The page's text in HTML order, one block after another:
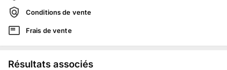
Conditions de vente
Frais de vente
Résultats associés